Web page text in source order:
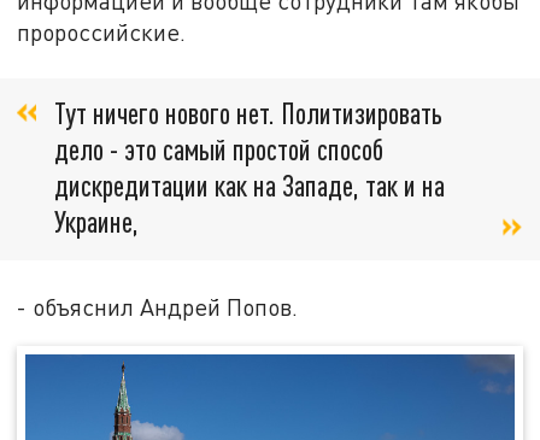
пророссийские.
Тут ничего нового нет. Политизировать
дело - это самый простой способ
дискредитации как на Западе, так и на
Украине,
- объяснил Андрей Попов.